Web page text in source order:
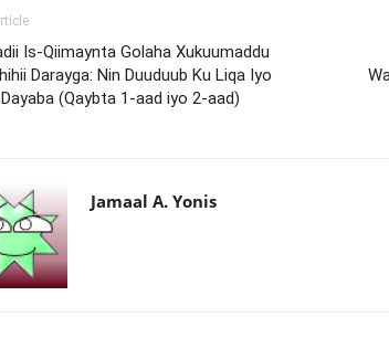
Is-Qiimaynta Golaha Xukuumaddu
Darayga: Nin Duuduub Ku Liqa Iyo
(Qaybta 1-aad iyo 2-aad)
Jamaal A. Yonis